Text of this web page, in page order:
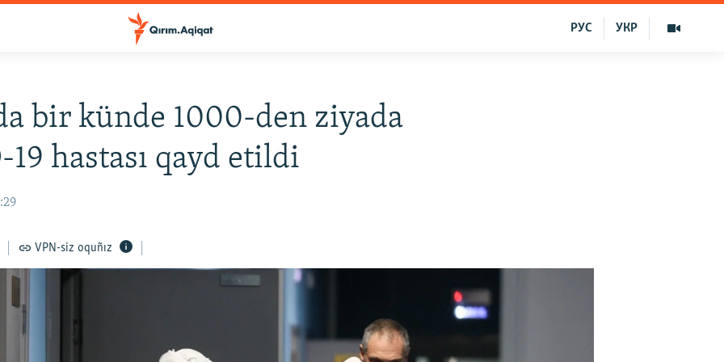
УКР
РУС
bir künde 1000-den ziyada
19 hastası qayd etildi
VPN-siz oquñız